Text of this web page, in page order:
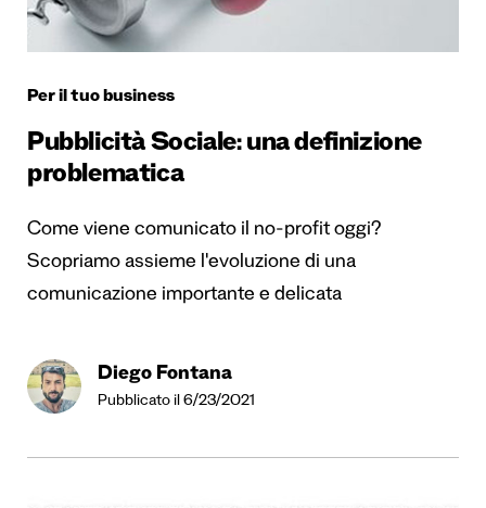
Per il tuo business
Pubblicità Sociale: una definizione
problematica
Come viene comunicato il no-profit oggi?
Scopriamo assieme l'evoluzione di una
comunicazione importante e delicata
Diego Fontana
Pubblicato il 6/23/2021